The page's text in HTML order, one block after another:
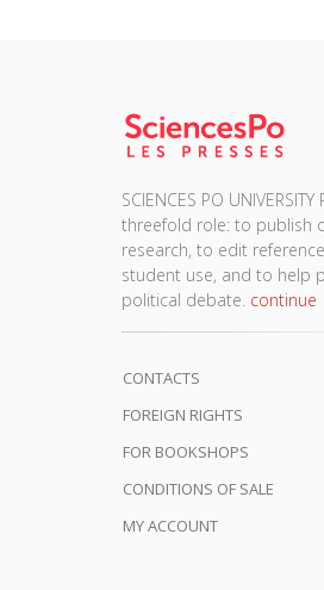
SCIENCES PO UNIVERSITY
threefold role: to publish
research, to edit
student use, and to help
political debate. continue
CONTACTS
FOREIGN RIGHTS
FOR BOOKSHOPS
CONDITIONS OF SALE
MY ACCOUNT